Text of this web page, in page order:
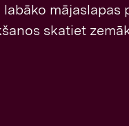
mājaslapas
skatiet